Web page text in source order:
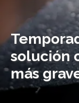
solución
más